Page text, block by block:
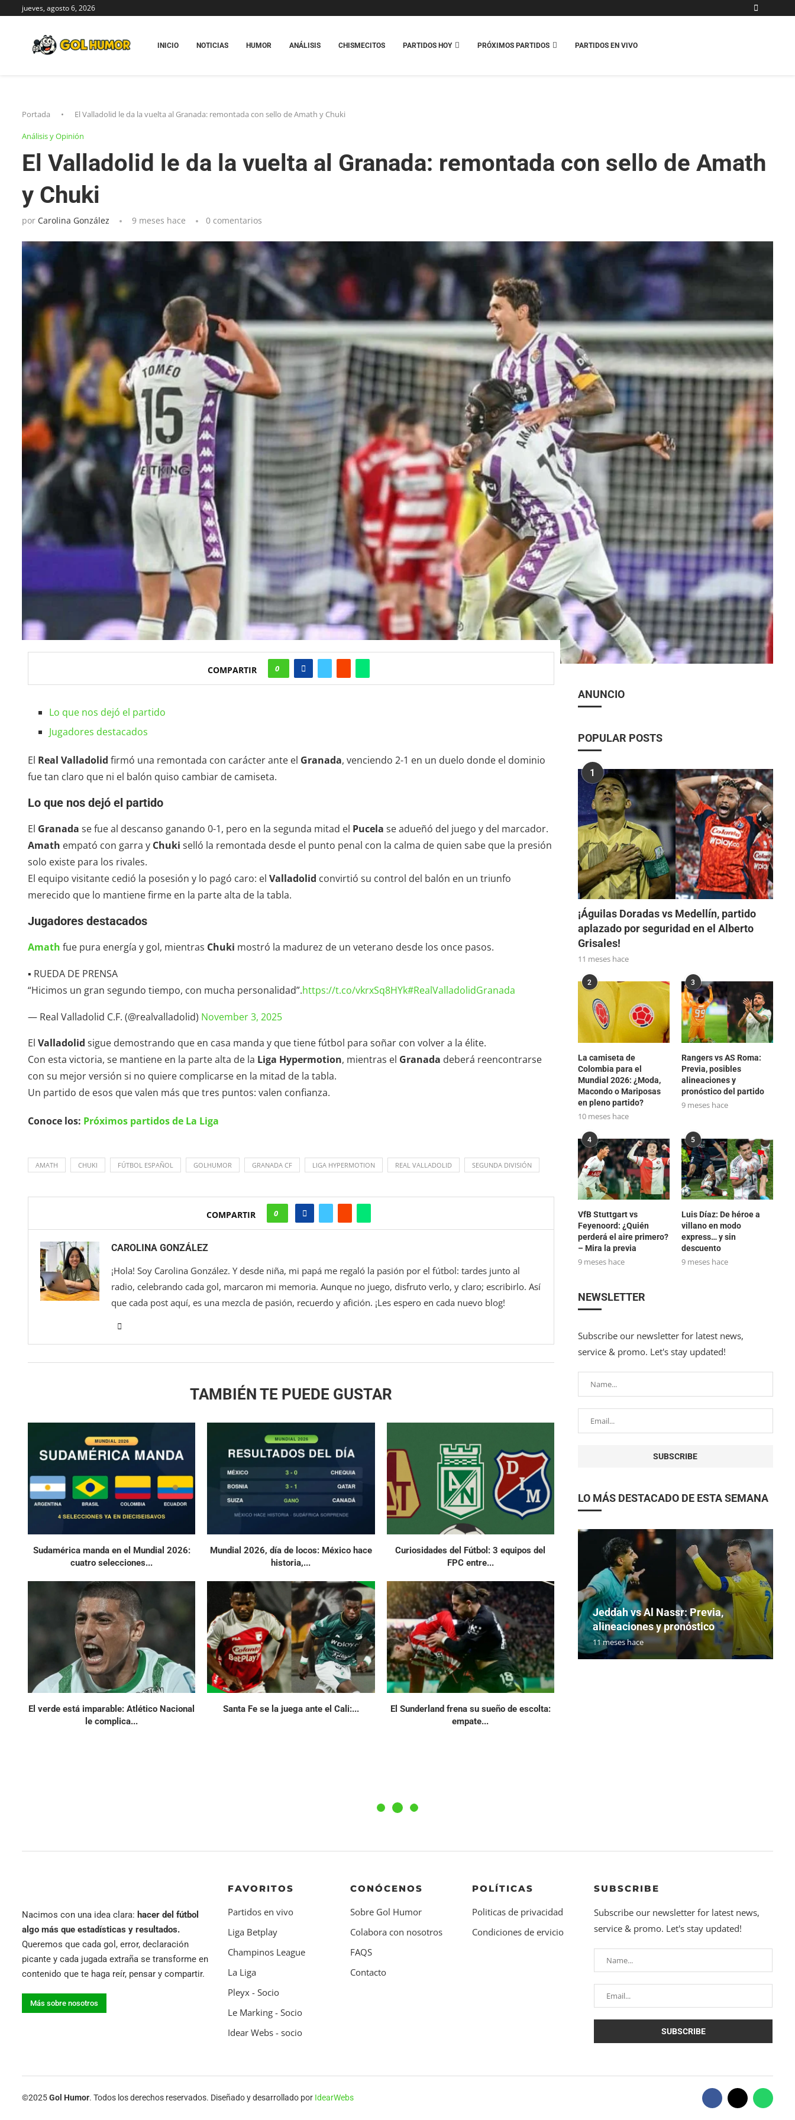
jueves, agosto 6, 2026
INICIO NOTICIAS HUMOR ANÁLISIS CHISMECITOS PARTIDOS HOY PRÓXIMOS PARTIDOS PARTIDOS EN VIVO
Portada • El Valladolid le da la vuelta al Granada: remontada con sello de Amath y Chuki
Análisis y Opinión
El Valladolid le da la vuelta al Granada: remontada con sello de Amath
y Chuki
por Carolina González 9 meses hace 0 comentarios
COMPARTIR 0
Lo que nos dejó el partido
Jugadores destacados
El Real Valladolid firmó una remontada con carácter ante el Granada, venciendo 2-1 en un duelo donde el dominio
fue tan claro que ni el balón quiso cambiar de camiseta.
Lo que nos dejó el partido
El Granada se fue al descanso ganando 0-1, pero en la segunda mitad el Pucela se adueñó del juego y del marcador.
Amath empató con garra y Chuki selló la remontada desde el punto penal con la calma de quien sabe que la presión
solo existe para los rivales.
El equipo visitante cedió la posesión y lo pagó caro: el Valladolid convirtió su control del balón en un triunfo
merecido que lo mantiene firme en la parte alta de la tabla.
Jugadores destacados
Amath fue pura energía y gol, mientras Chuki mostró la madurez de un veterano desde los once pasos.
▪ RUEDA DE PRENSA
“Hicimos un gran segundo tiempo, con mucha personalidad”.https://t.co/vkrxSq8HYk#RealValladolidGranada
— Real Valladolid C.F. (@realvalladolid) November 3, 2025
El Valladolid sigue demostrando que en casa manda y que tiene fútbol para soñar con volver a la élite.
Con esta victoria, se mantiene en la parte alta de la Liga Hypermotion, mientras el Granada deberá reencontrarse
con su mejor versión si no quiere complicarse en la mitad de la tabla.
Un partido de esos que valen más que tres puntos: valen confianza.
Conoce los: Próximos partidos de La Liga
AMATH CHUKI FÚTBOL ESPAÑOL GOLHUMOR GRANADA CF LIGA HYPERMOTION REAL VALLADOLID SEGUNDA DIVISIÓN
COMPARTIR 0
CAROLINA GONZÁLEZ
¡Hola! Soy Carolina González. Y desde niña, mi papá me regaló la pasión por el fútbol: tardes junto al
radio, celebrando cada gol, marcaron mi memoria. Aunque no juego, disfruto verlo, y claro; escribirlo. Así
que cada post aquí, es una mezcla de pasión, recuerdo y afición. ¡Les espero en cada nuevo blog!
TAMBIÉN TE PUEDE GUSTAR
Sudamérica manda en el Mundial 2026:
cuatro selecciones...
Mundial 2026, día de locos: México hace
historia,...
Curiosidades del Fútbol: 3 equipos del
FPC entre...
El verde está imparable: Atlético Nacional
le complica...
Santa Fe se la juega ante el Cali:...
El Sunderland frena su sueño de escolta:
empate...
ANUNCIO
POPULAR POSTS
1
¡Águilas Doradas vs Medellín, partido
aplazado por seguridad en el Alberto
Grisales!
11 meses hace
2
La camiseta de
Colombia para el
Mundial 2026: ¿Moda,
Macondo o Mariposas
en pleno partido?
10 meses hace
3
Rangers vs AS Roma:
Previa, posibles
alineaciones y
pronóstico del partido
9 meses hace
4
VfB Stuttgart vs
Feyenoord: ¿Quién
perderá el aire primero?
– Mira la previa
9 meses hace
5
Luis Díaz: De héroe a
villano en modo
express… y sin
descuento
9 meses hace
NEWSLETTER
Subscribe our newsletter for latest news,
service & promo. Let's stay updated!
LO MÁS DESTACADO DE ESTA SEMANA
Jeddah vs Al Nassr: Previa,
alineaciones y pronóstico
11 meses hace
Nacimos con una idea clara: hacer del fútbol
algo más que estadísticas y resultados.
Queremos que cada gol, error, declaración
picante y cada jugada extraña se transforme en
contenido que te haga reír, pensar y compartir.
Más sobre nosotros
FAVORITOS
Partidos en vivo
Liga Betplay
Champinos League
La Liga
Pleyx - Socio
Le Marking - Socio
Idear Webs - socio
CONÓCENOS
Sobre Gol Humor
Colabora con nosotros
FAQS
Contacto
POLÍTICAS
Politicas de privacidad
Condiciones de ervicio
SUBSCRIBE
Subscribe our newsletter for latest news,
service & promo. Let's stay updated!
©2025Gol Humor. Todos los derechos reservados. Diseñado y desarrollado por IdearWebs